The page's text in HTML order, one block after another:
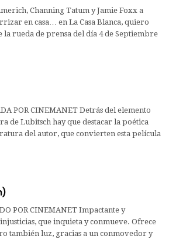
Channing Tatum y Jamie Foxx a
en casa… en La Casa Blanca, quiero
la rueda de prensa del día 4 de Septiembre
POR CINEMANET Detrás del elemento
de Lubitsch hay que destacar la poética
del autor, que convierten esta película
POR CINEMANET Impactante y
que inquieta y conmueve. Ofrece
también luz, gracias a un conmovedor y